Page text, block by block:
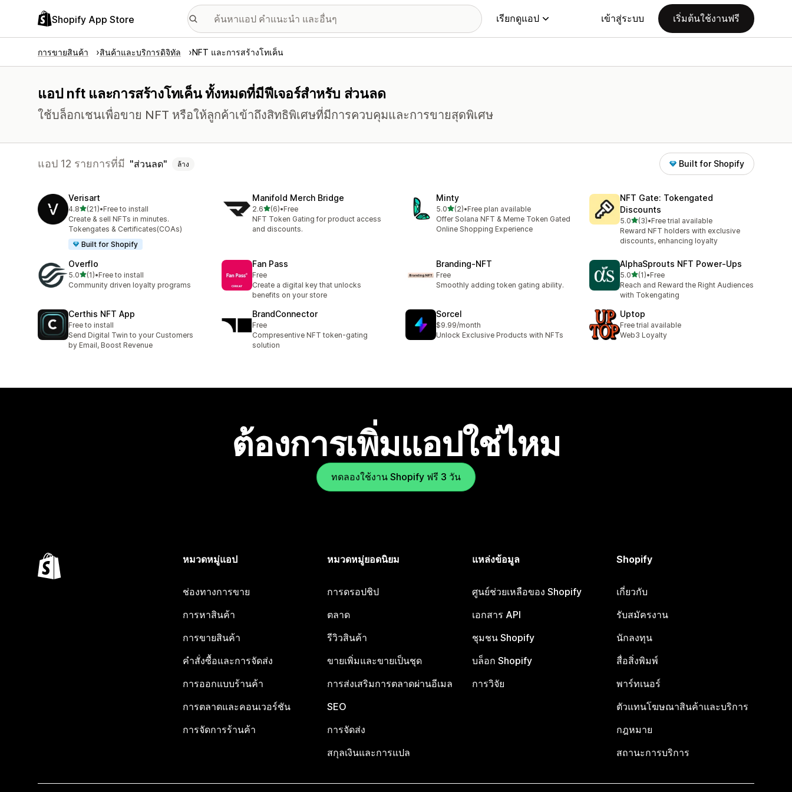
Shopify App Store เรียกดูแอป เข้าสู่ระบบ เริ่มต้นใช้งานฟรี
การขายสินค้า สินค้าและบริการดิจิทัล NFT และการสร้างโทเค็น
แอป nft และการสร้างโทเค็น ทั้งหมดที่มีฟีเจอร์สำหรับ ส่วนลด
ใช้บล็อกเชนเพื่อขาย NFT หรือให้ลูกค้าเข้าถึงสิทธิพิเศษที่มีการควบคุมและการขายสุดพิเศษ
แอป 12 รายการที่มี ส่วนลด ล้าง Built for Shopify
Verisart
4.8เต็ม 5 ดาว
(21)
ทั้งหมด 21 รีวิว
•Free to install
Create & sell NFTs in minutes.
Tokengates & Certificates(COAs)
Built for Shopify
Manifold Merch Bridge
2.6เต็ม 5 ดาว
(6)
ทั้งหมด 6 รีวิว
•Free
NFT Token Gating for product access
and discounts.
Minty
5.0เต็ม 5 ดาว
(2)
ทั้งหมด 2 รีวิว
•Free plan available
Offer Solana NFT & Meme Token Gated
Online Shopping Experience
NFT Gate: Tokengated
Discounts
5.0เต็ม 5 ดาว
(3)
ทั้งหมด 3 รีวิว
•Free trial available
Reward NFT holders with exclusive
discounts, enhancing loyalty
Overflo
5.0เต็ม 5 ดาว
(1)
ทั้งหมด 1 รีวิว
•Free to install
Community driven loyalty programs
Fan Pass
Free
Create a digital key that unlocks
benefits on your store
Branding‑NFT
Free
Smoothly adding token gating ability.
AlphaSprouts NFT Power‑Ups
5.0เต็ม 5 ดาว
(1)
ทั้งหมด 1 รีวิว
•Free
Reach and Reward the Right Audiences
with Tokengating
Certhis NFT App
Free to install
Send Digital Twin to your Customers
by Email, Boost Revenue
BrandConnector
Free
Compresentive NFT token-gating
solution
Sorcel
$9.99/month
Unlock Exclusive Products with NFTs
Uptop
Free trial available
Web3 Loyalty
ต้องการเพิ่มแอปใช่ไหม
ทดลองใช้งาน Shopify ฟรี 3 วัน
หมวดหมู่แอป
ช่องทางการขาย
การหาสินค้า
การขายสินค้า
คำสั่งซื้อและการจัดส่ง
การออกแบบร้านค้า
การตลาดและคอนเวอร์ชัน
การจัดการร้านค้า
หมวดหมู่ยอดนิยม
การดรอปชิป
ตลาด
รีวิวสินค้า
ขายเพิ่มและขายเป็นชุด
การส่งเสริมการตลาดผ่านอีเมล
SEO
การจัดส่ง
สกุลเงินและการแปล
แหล่งข้อมูล
ศูนย์ช่วยเหลือของ Shopify
เอกสาร API
ชุมชน Shopify
บล็อก Shopify
การวิจัย
Shopify
เกี่ยวกับ
รับสมัครงาน
นักลงทุน
สื่อสิ่งพิมพ์
พาร์ทเนอร์
ตัวแทนโฆษณาสินค้าและบริการ
กฎหมาย
สถานะการบริการ